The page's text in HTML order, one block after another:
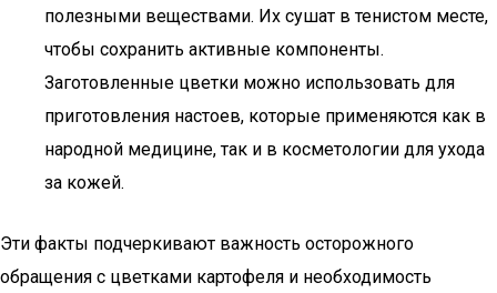
полезными веществами. Их сушат в тенистом месте,
чтобы сохранить активные компоненты.
Заготовленные цветки можно использовать для
приготовления настоев, которые применяются как в
народной медицине, так и в косметологии для ухода
за кожей.
Эти факты подчеркивают важность осторожного
обращения с цветками картофеля и необходимость